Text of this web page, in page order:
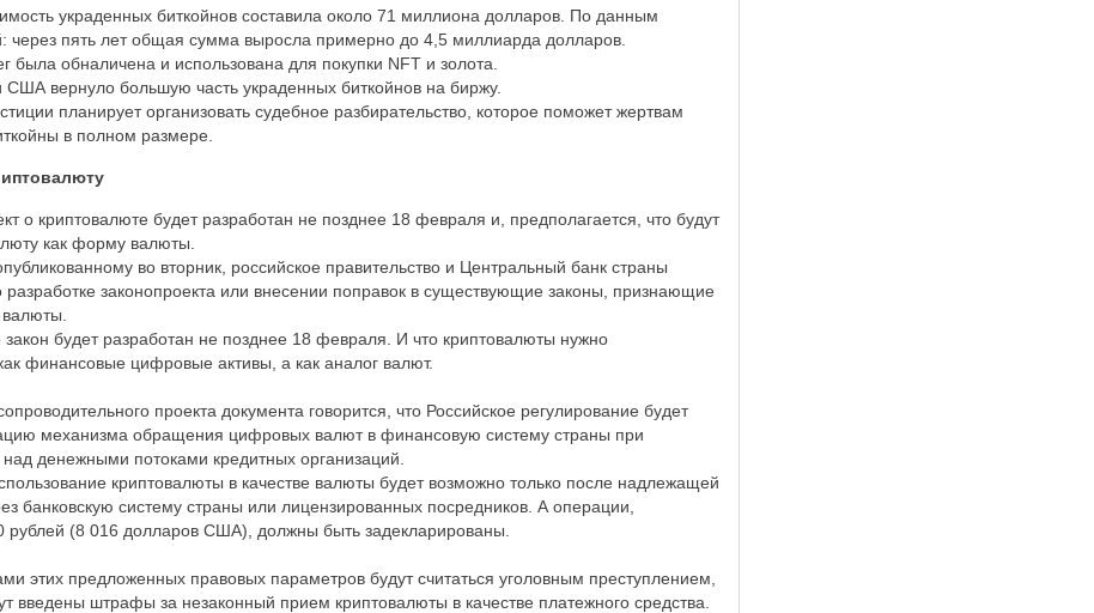
украденных биткойнов составила около 71 миллиона долларов. По данным
через пять лет общая сумма выросла примерно до 4,5 миллиарда долларов.
была обналичена и использована для покупки NFT и золота.
США вернуло большую часть украденных биткойнов на биржу.
планирует организовать судебное разбирательство, которое поможет жертвам
в полном размере.
о криптовалюте будет разработан не позднее 18 февраля и, предполагается, что будут
как форму валюты.
во вторник, российское правительство и Центральный банк страны
разработке законопроекта или внесении поправок в существующие законы, признающие
будет разработан не позднее 18 февраля. И что криптовалюты нужно
финансовые цифровые активы, а как аналог валют.
проекта документа говорится, что Российское регулирование будет
механизма обращения цифровых валют в финансовую систему страны при
денежными потоками кредитных организаций.
криптовалюты в качестве валюты будет возможно только после надлежащей
банковскую систему страны или лицензированных посредников. А операции,
(8 016 долларов США), должны быть задекларированы.
этих предложенных правовых параметров будут считаться уголовным преступлением,
введены штрафы за незаконный прием криптовалюты в качестве платежного средства.